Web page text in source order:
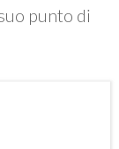
punto di